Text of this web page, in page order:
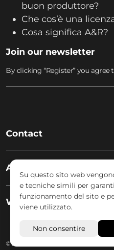
buon produttore?
Che cos’è una
Cosa significa A&R?
Join our newsletter
By clicking “Register” you
Contact
Academy
Wisseloord
© 2026 Wisseloord
Su questo sito web
e tecniche simili per
funzionamento del sito e
viene utilizzato.